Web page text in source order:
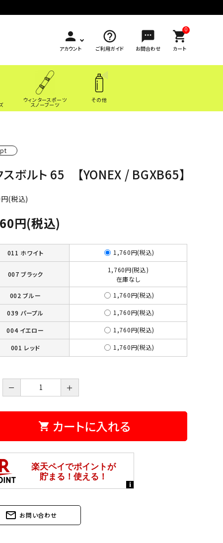
person
アカウント
help_outline
ご利用ガイド
sms
お問合わせ
0
shopping_cart
カート
ウィンタースポーツ
スノーブーツ
その他
スボルト 65 【YONEX / BGXB65】
(税込)
円(税込)
011 ホワイト 1,760円(税込)
007 ブラック
1,760円(税込)
在庫なし
002 ブルー
1,760円(税込)
039 パープル 1,760円(税込)
004 イエロー 1,760円(税込)
001 レッド 1,760円(税込)
－ ＋
shopping_cart カートに入れる
mail_outline お問い合わせ